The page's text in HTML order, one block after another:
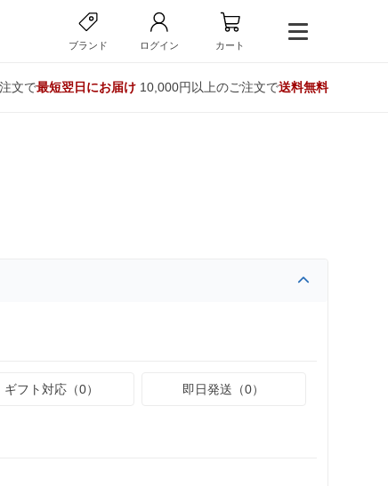
ブランド ログイン カート
文で最短翌日にお届け10,000円以上のご注文で送料無料
ギフト対応（0） 即日発送（0）